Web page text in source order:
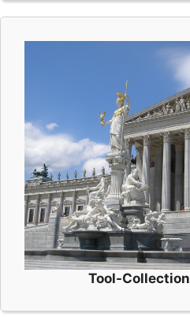
Tool-Collection